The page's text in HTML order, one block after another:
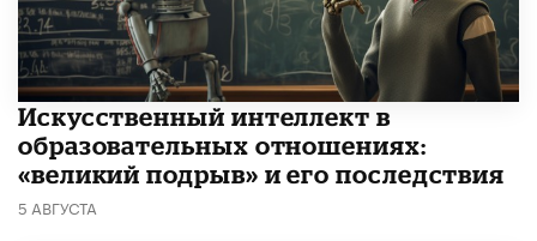
​Искусственный интеллект в
образовательных отношениях:
«великий подрыв» и его последствия
5 АВГУСТА